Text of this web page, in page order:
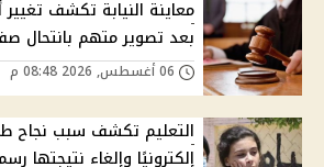
معاينة النيابة تكشف
بعد تصوير متهم بانتحال
التعليم تكشف سبب نجاح
إلكترونيًا وإلغاء نتيجتها